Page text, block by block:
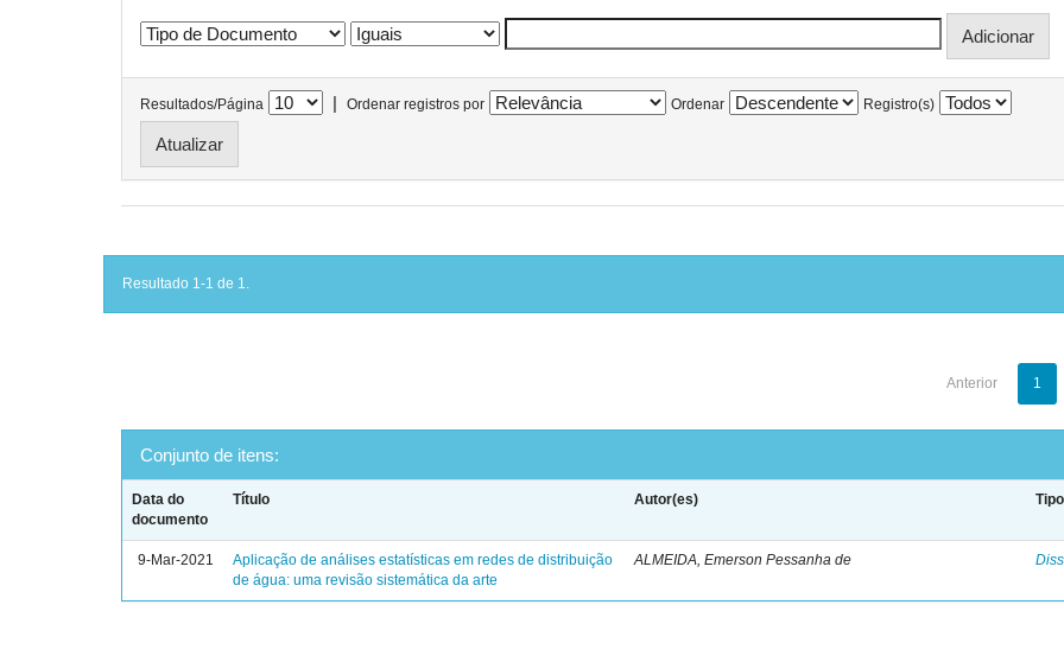
Resultados/Página | Ordenar registros por Ordenar Registro(s)
Resultado 1-1 de 1.
Anterior 1
Conjunto de itens:
Data do
documento
Título Autor(es) Tipo
9-Mar-2021
Aplicação de análises estatísticas em redes de distribuição
de água: uma revisão sistemática da arte
ALMEIDA, Emerson Pessanha de